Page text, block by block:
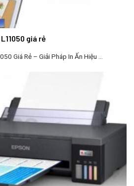
giá rẻ
Giá Rẻ – Giải Pháp In Ấn Hiệu ...